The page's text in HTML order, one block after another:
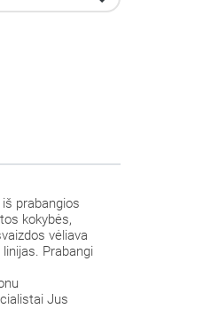
prabangios
kokybės,
vėliava
Prabangi
Jus